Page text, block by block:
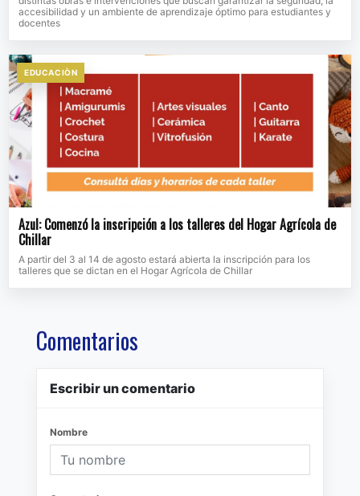
accesibilidad y un ambiente de aprendizaje óptimo para estudiantes y
docentes
EDUCACIÒN
Azul: Comenzó la inscripción a los talleres del Hogar Agrícola de
Chillar
A partir del 3 al 14 de agosto estará abierta la inscripción para los
talleres que se dictan en el Hogar Agrícola de Chillar
Comentarios
Escribir un comentario
Nombre